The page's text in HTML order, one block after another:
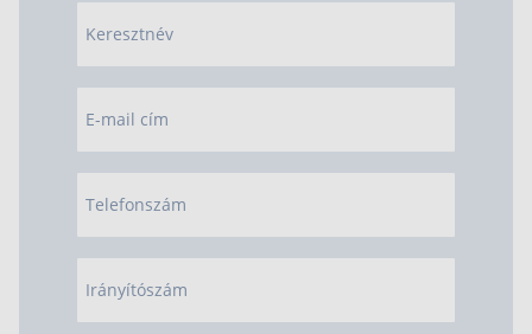
Keresztnév
E-mail cím
Telefonszám
Irányítószám